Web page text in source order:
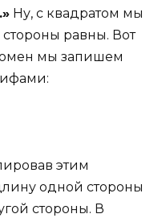
Ну, с квадратом мы
равны. Вот
мы запишем
этим
одной стороны
стороны. В